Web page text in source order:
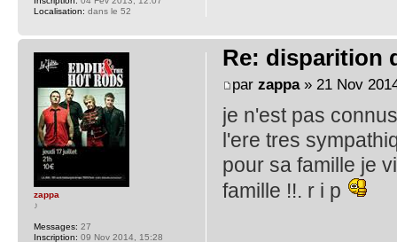
Localisation: dans le 52
Re: disparition
par zappa» 21 Nov
je n'est pas
l'ere tres
pour sa famille je
famille !!. r i p
zappa
♪
Messages: 27
Inscription: 09 Nov 2014, 15:28